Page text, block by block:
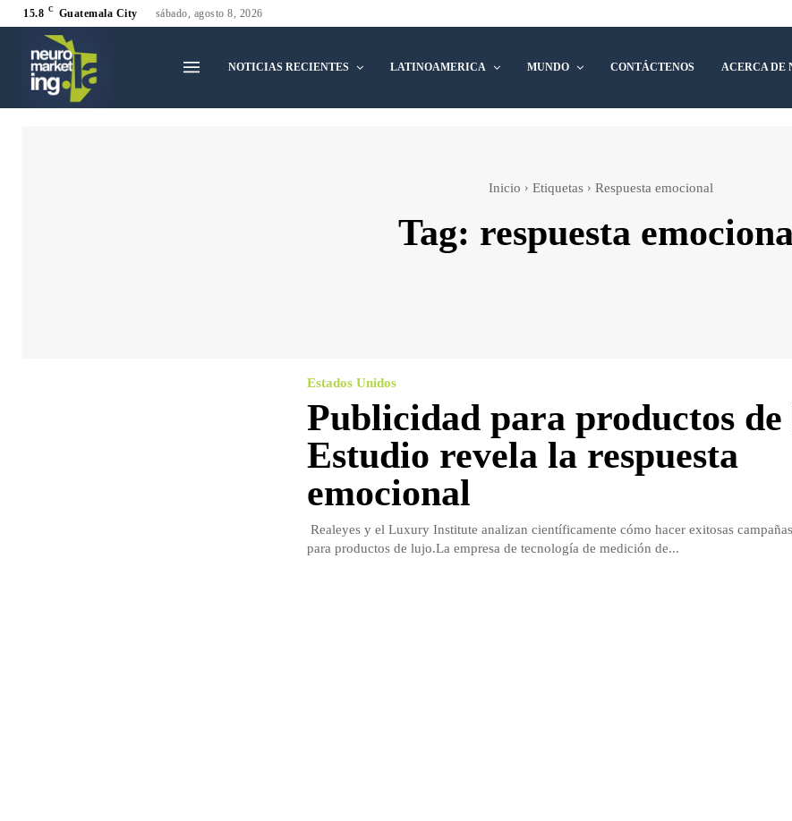
15.8 C Guatemala City sábado, agosto 8, 2026
NOTICIAS RECIENTES LATINOAMERICA MUNDO CONTÁCTENOS ACERCA DE
Inicio Etiquetas Respuesta emocional
Tag: respuesta
Estados Unidos
Publicidad para productos
Estudio revela la respuesta
emocional
Realeyes y el Luxury Institute analizan científicamente cómo hacer exitosas
para productos de lujo.La empresa de tecnología de medición de...